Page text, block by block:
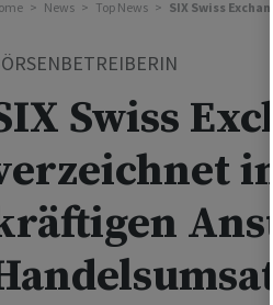
News Top News SIX Swiss
Swiss